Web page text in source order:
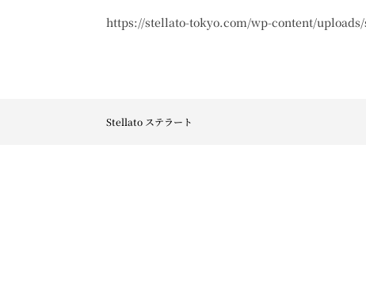
https://stellato-tokyo.com/wp-content/
Stellato ステラート